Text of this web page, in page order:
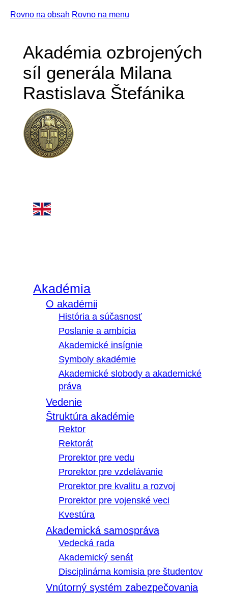
Rovno na obsah Rovno na menu
Akadémia ozbrojených
síl generála Milana
Rastislava Štefánika
Akadémia
O akadémii
História a súčasnosť
Poslanie a ambícia
Akademické insígnie
Symboly akadémie
Akademické slobody a akademické
práva
Vedenie
Štruktúra akadémie
Rektor
Rektorát
Prorektor pre vedu
Prorektor pre vzdelávanie
Prorektor pre kvalitu a rozvoj
Prorektor pre vojenské veci
Kvestúra
Akademická samospráva
Vedecká rada
Akademický senát
Disciplinárna komisia pre študentov
Vnútorný systém zabezpečovania